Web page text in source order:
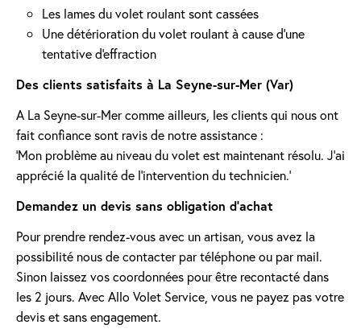
Les lames du volet roulant sont cassées
Une détérioration du volet roulant à cause d'une
tentative d'effraction
Des clients satisfaits à La Seyne-sur-Mer (Var)
A La Seyne-sur-Mer comme ailleurs, les clients qui nous ont
fait confiance sont ravis de notre assistance :
'Mon problème au niveau du volet est maintenant résolu. J’ai
apprécié la qualité de l’intervention du technicien.'
Demandez un devis sans obligation d'achat
Pour prendre rendez-vous avec un artisan, vous avez la
possibilité nous de contacter par téléphone ou par mail.
Sinon laissez vos coordonnées pour être recontacté dans
les 2 jours. Avec Allo Volet Service, vous ne payez pas votre
devis et sans engagement.